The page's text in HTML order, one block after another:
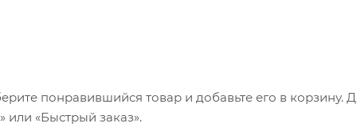
понравившийся товар и добавьте его в корзину.
«Быстрый заказ».